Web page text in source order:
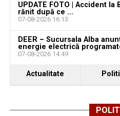
Urmărește Ziarul
YouTube Instagram
Ultimele știri din Teiuș
Jaf de peste 300.000
UPDATE FOTO | Accident
rănit după ce ...
07-08-2026 16:13
DEER – Sucursala Alba
energie electrică
07-08-2026 14:49
Actualitate